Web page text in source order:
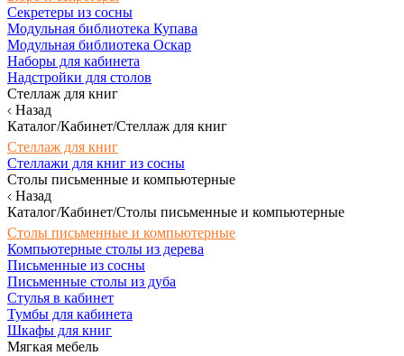
Секретеры из сосны
Модульная библиотека Купава
Модульная библиотека Оскар
Наборы для кабинета
Надстройки для столов
Стеллаж для книг
Назад
Каталог/Кабинет/Стеллаж для книг
Стеллаж для книг
Стеллажи для книг из сосны
Столы письменные и компьютерные
Назад
Каталог/Кабинет/Столы письменные и компьютерные
Столы письменные и компьютерные
Компьютерные столы из дерева
Письменные из сосны
Письменные столы из дуба
Стулья в кабинет
Тумбы для кабинета
Шкафы для книг
Мягкая мебель